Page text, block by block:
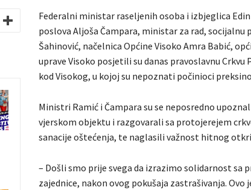
Federalni ministar raseljenih osoba i izbjeglica
poslova Aljoša Čampara, ministar za rad,
Šahinović, načelnica Općine Visoko Amra Babić,
uprave Visoko posjetili su danas pravoslavnu Crkvu
kod Visokog, u kojoj su nepoznati počinioci
Ministri Ramić i Čampara su se neposredno
vjerskom objektu i razgovarali sa protojerejem
sanacije oštećenja, te naglasili važnost hitnog
– Došli smo prije svega da izrazimo solidarnost sa
zajednice, nakon ovog pokušaja zastrašivanja. Ovo